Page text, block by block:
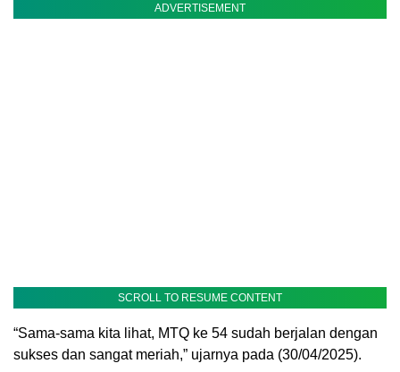
ADVERTISEMENT
SCROLL TO RESUME CONTENT
“Sama-sama kita lihat, MTQ ke 54 sudah berjalan dengan
sukses dan sangat meriah,” ujarnya pada (30/04/2025).